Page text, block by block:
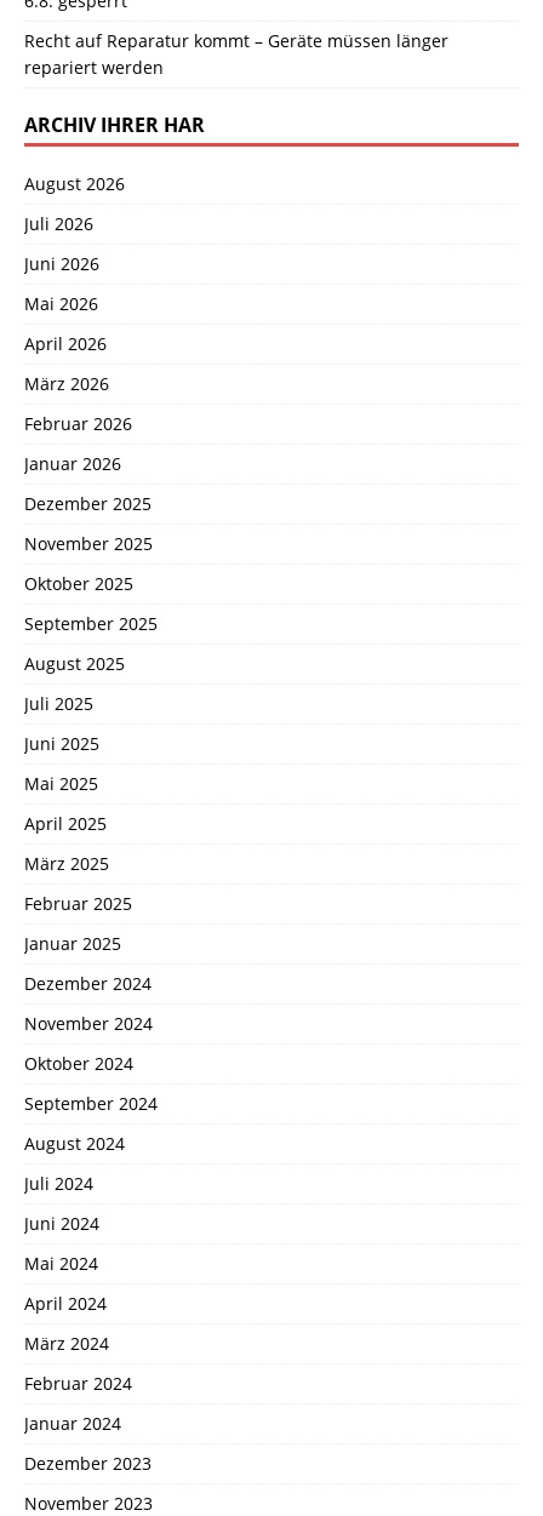
Recht auf Reparatur kommt – Geräte müssen länger
repariert werden
ARCHIV IHRER HAR
August 2026
Juli 2026
Juni 2026
Mai 2026
April 2026
März 2026
Februar 2026
Januar 2026
Dezember 2025
November 2025
Oktober 2025
September 2025
August 2025
Juli 2025
Juni 2025
Mai 2025
April 2025
März 2025
Februar 2025
Januar 2025
Dezember 2024
November 2024
Oktober 2024
September 2024
August 2024
Juli 2024
Juni 2024
Mai 2024
April 2024
März 2024
Februar 2024
Januar 2024
Dezember 2023
November 2023